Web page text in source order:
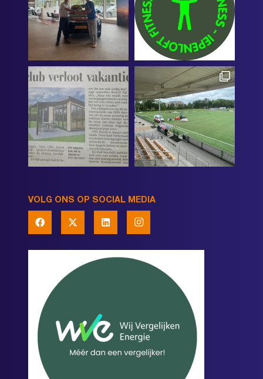
VOLG ONS OP SOCIAL MEDIA